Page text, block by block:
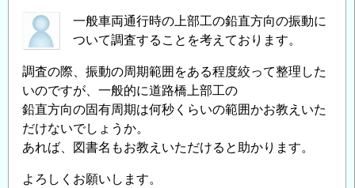
一般車両通行時の上部工の鉛直方向の振動に
ついて調査することを考えております。
調査の際、振動の周期範囲をある程度絞って整理した
いのですが、一般的に道路橋上部工の
鉛直方向の固有周期は何秒くらいの範囲かお教えいた
だけないでしょうか。
あれば、図書名もお教えいただけると助かります。
よろしくお願いします。